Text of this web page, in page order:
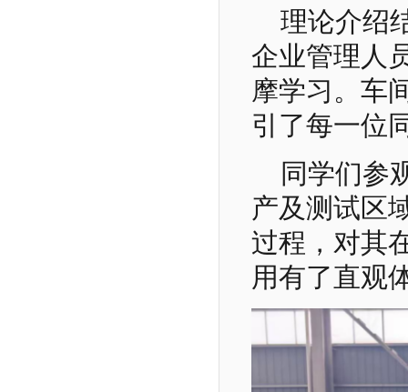
理论介绍
企业管理人
摩学习。车
引了每一位
同学们参
产及测试区
过程，对其
用有了直观